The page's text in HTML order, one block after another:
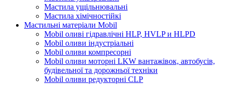
Мастила ущільнювальні
Мастила хімічностійкі
Мастильні матеріали Mobil
Mobil оливі гідравлічні HLP, HVLP и HLPD
Mobil оливи індустріальні
Mobil оливи компресорні
Mobil оливи моторні LKW вантажівок, автобусів,
будівельної та дорожньої техніки
Mobil оливи редукторні CLP